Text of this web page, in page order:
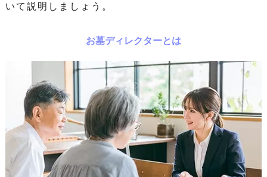
いて説明しましょう。
お墓ディレクターとは